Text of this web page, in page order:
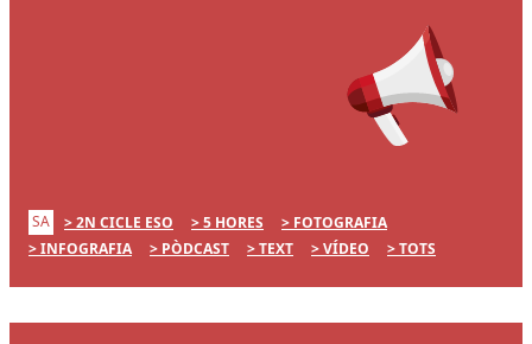
SA 2N CICLE ESO 5 HORES
FOTOGRAFIA
INFOGRAFIA
PÒDCAST TEXT VÍDEO TOTS